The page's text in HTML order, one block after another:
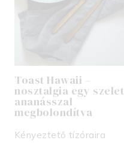
Toast Hawaii –
nosztalgia egy szelet
ananásszal
megbolondítva
Kényeztető tízóraira